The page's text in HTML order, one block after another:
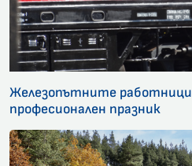
Железопътните
професионален празник